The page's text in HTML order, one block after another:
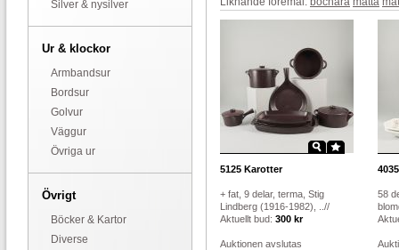
Silver & nysilver
Ur & klockor
Armbandsur
Bordsur
Golvur
Väggur
Övriga ur
Övrigt
Böcker & Kartor
Diverse
5125 Karotter
+ fat, 9 delar, terma, Stig
Lindberg (1916-1982), ..//
Aktuellt bud: 300 kr
Auktionen avslutas
4035
58